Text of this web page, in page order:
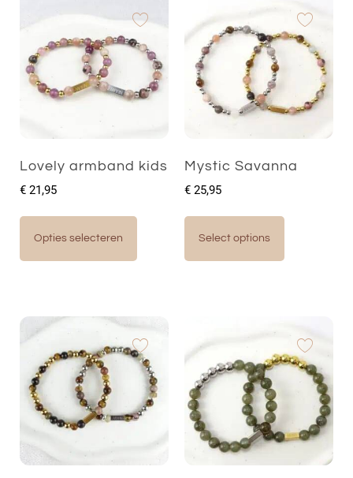
Lovely armband kids
€ 21,95
Opties selecteren
Mystic Savanna
€ 25,95
Select options